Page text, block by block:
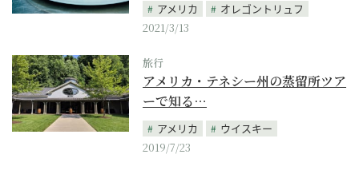
アメリカ
オレゴントリュフ
2021/3/13
旅行
アメリカ・テネシー州の蒸留所ツア
ーで知る…
アメリカ
ウイスキー
2019/7/23